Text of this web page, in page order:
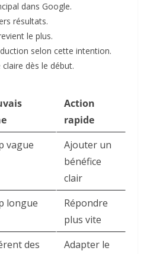
dans Google.
résultats.
le plus.
selon cette intention.
dès le début.
Action
rapide
vague
Ajouter un
bénéfice
clair
longue
Répondre
plus vite
des
Adapter le